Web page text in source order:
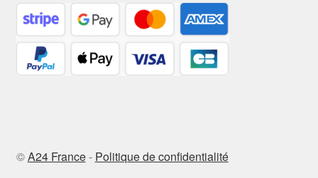
©A24 France- Politique de confidentialité